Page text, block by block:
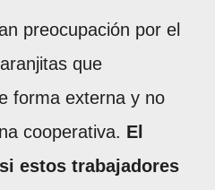
preocupación por el
que
forma externa y no
cooperativa. El
estos trabajadores